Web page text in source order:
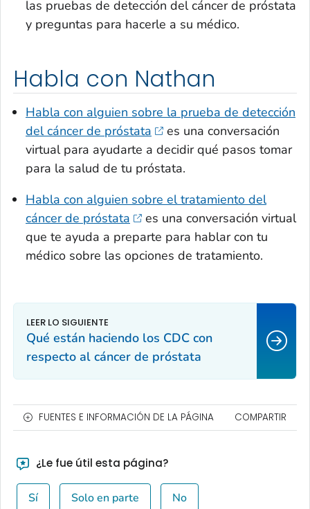
las pruebas de detección del cáncer de próstata
y preguntas para hacerle a su médico.
Habla con Nathan
Habla con alguien sobre la prueba de detección
del cáncer de próstata
es una conversación
virtual para ayudarte a decidir qué pasos tomar
para la salud de tu próstata.
Habla con alguien sobre el tratamiento del
cáncer de próstata
es una conversación virtual
que te ayuda a preparte para hablar con tu
médico sobre las opciones de tratamiento.
Qué están haciendo los CDC con
respecto al cáncer de próstata
FUENTES E INFORMACIÓN DE LA PÁGINA COMPARTIR
¿Le fue útil esta página?
Sí Solo en parte No